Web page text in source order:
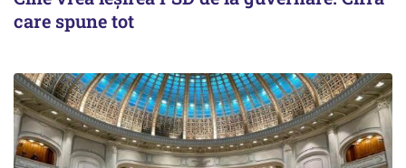
care spune tot